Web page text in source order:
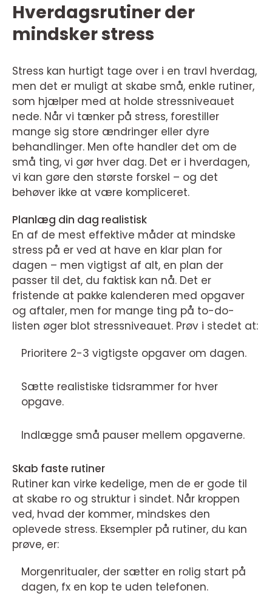
Hverdagsrutiner der
mindsker stress
Stress kan hurtigt tage over i en travl hverdag,
men det er muligt at skabe små, enkle rutiner,
som hjælper med at holde stressniveauet
nede. Når vi tænker på stress, forestiller
mange sig store ændringer eller dyre
behandlinger. Men ofte handler det om de
små ting, vi gør hver dag. Det er i hverdagen,
vi kan gøre den største forskel – og det
behøver ikke at være kompliceret.
Planlæg din dag realistisk
En af de mest effektive måder at mindske
stress på er ved at have en klar plan for
dagen – men vigtigst af alt, en plan der
passer til det, du faktisk kan nå. Det er
fristende at pakke kalenderen med opgaver
og aftaler, men for mange ting på to-do-
listen øger blot stressniveauet. Prøv i stedet at:
Prioritere 2-3 vigtigste opgaver om dagen.
Sætte realistiske tidsrammer for hver
opgave.
Indlægge små pauser mellem opgaverne.
Skab faste rutiner
Rutiner kan virke kedelige, men de er gode til
at skabe ro og struktur i sindet. Når kroppen
ved, hvad der kommer, mindskes den
oplevede stress. Eksempler på rutiner, du kan
prøve, er:
Morgenritualer, der sætter en rolig start på
dagen, fx en kop te uden telefonen.